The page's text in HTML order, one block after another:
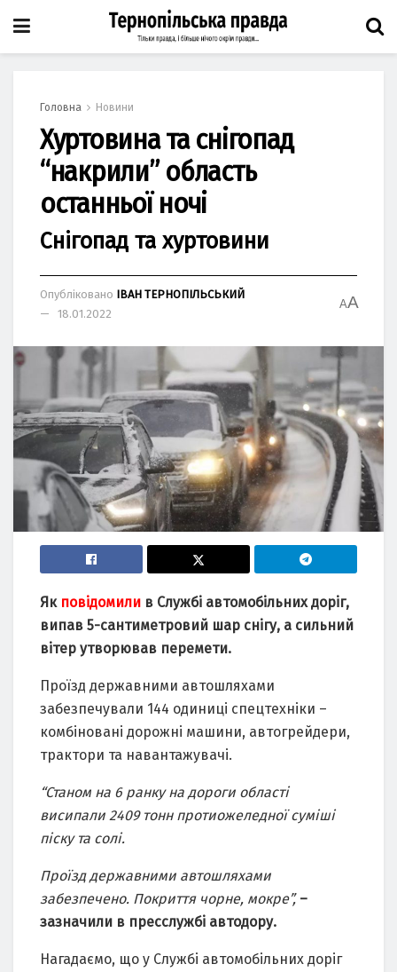
Головна Новини
Хуртовина та снігопад
“накрили” область
останньої ночі
Снігопад та хуртовини
Опубліковано ІВАН ТЕРНОПІЛЬСЬКИЙ
18.01.2022
AA
Як повідомили в Службі автомобільних доріг,
випав 5-сантиметровий шар снігу, а сильний
вітер утворював перемети.
Проїзд державними автошляхами
забезпечували 144 одиниці спецтехніки –
комбіновані дорожні машини, автогрейдери,
трактори та навантажувачі.
“Станом на 6 ранку на дороги області
висипали 2409 тонн протиожеледної суміші
піску та солі.
Проїзд державними автошляхами
забезпечено. Покриття чорне, мокре”, –
зазначили в пресслужбі автодору.
Нагадаємо, що у Службі автомобільних доріг